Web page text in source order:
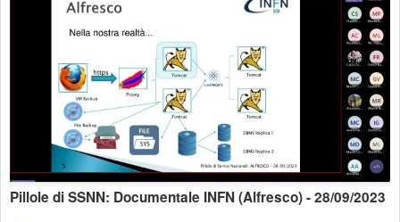
Pillole di SSNN: Documentale INFN (Alfresco) - 28/09/2023